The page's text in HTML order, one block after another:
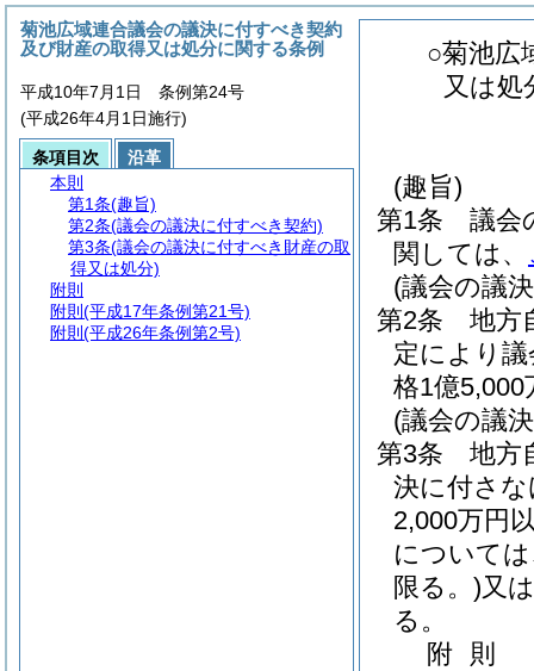
○菊池広
又は処
(趣旨)
第1条
議会
関しては、
(議会の議
第2条
地方
定により
格1億
(議会の議
第3条
地方
決に付さ
2,000万円
について
限る。)又
る。
附 則
菊池広域連合議会の議決に付すべき契約
及び財産の取得又は処分に関する条例
平成10年7月1日 条例第24号
(平成26年4月1日施行)
条項目次
沿革
本則
第1条(趣旨)
第2条(議会の議決に付すべき契約)
第3条(議会の議決に付すべき財産の取
得又は処分)
附則
附則 (平成17年条例第21号)
附則 (平成26年条例第2号)